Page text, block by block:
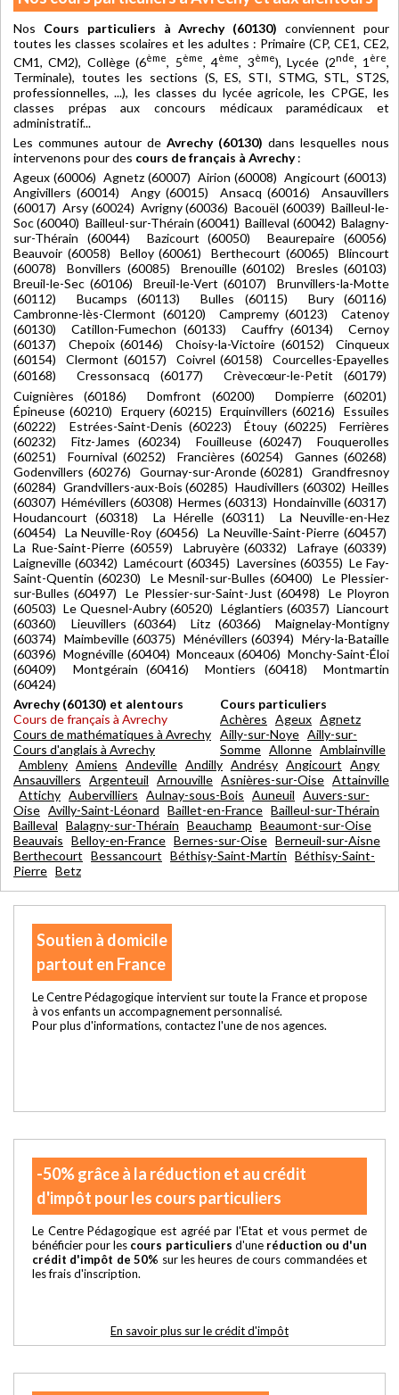
Nos Cours particuliers à Avrechy (60130) conviennent pour
toutes les classes scolaires et les adultes : Primaire (CP, CE1, CE2,
CM1, CM2), Collège (6ème, 5ème, 4ème, 3ème), Lycée (2nde, 1 ère,
Terminale), toutes les sections (S, ES, STI, STMG, STL, ST2S,
professionnelles, ...), les classes du lycée agricole, les CPGE, les
classes prépas aux concours médicaux paramédicaux et
administratif...
Les communes autour de Avrechy (60130) dans lesquelles nous
intervenons pour des cours de français à Avrechy:
Ageux (60006) Agnetz (60007) Airion (60008) Angicourt (60013)
Angivillers (60014) Angy (60015) Ansacq (60016) Ansauvillers
(60017) Arsy (60024) Avrigny (60036) Bacouël (60039) Bailleul-le-
Soc (60040) Bailleul-sur-Thérain (60041) Bailleval (60042) Balagny-
sur-Thérain (60044) Bazicourt (60050) Beaurepaire (60056)
Beauvoir (60058) Belloy (60061) Berthecourt (60065) Blincourt
(60078) Bonvillers (60085) Brenouille (60102) Bresles (60103)
Breuil-le-Sec (60106) Breuil-le-Vert (60107) Brunvillers-la-Motte
(60112) Bucamps (60113) Bulles (60115) Bury (60116)
Cambronne-lès-Clermont (60120) Campremy (60123) Catenoy
(60130) Catillon-Fumechon (60133) Cauffry (60134) Cernoy
(60137) Chepoix (60146) Choisy-la-Victoire (60152) Cinqueux
(60154) Clermont (60157) Coivrel (60158) Courcelles-Epayelles
(60168) Cressonsacq (60177) Crèvecœur-le-Petit (60179)
Cuignières (60186) Domfront (60200) Dompierre (60201)
Épineuse (60210) Erquery (60215) Erquinvillers (60216) Essuiles
(60222) Estrées-Saint-Denis (60223) Étouy (60225) Ferrières
(60232) Fitz-James (60234) Fouilleuse (60247) Fouquerolles
(60251) Fournival (60252) Francières (60254) Gannes (60268)
Godenvillers (60276) Gournay-sur-Aronde (60281) Grandfresnoy
(60284) Grandvillers-aux-Bois (60285) Haudivillers (60302) Heilles
(60307) Hémévillers (60308) Hermes (60313) Hondainville (60317)
Houdancourt (60318) La Hérelle (60311) La Neuville-en-Hez
(60454) La Neuville-Roy (60456) La Neuville-Saint-Pierre (60457)
La Rue-Saint-Pierre (60559) Labruyère (60332) Lafraye (60339)
Laigneville (60342) Lamécourt (60345) Laversines (60355) Le Fay-
Saint-Quentin (60230) Le Mesnil-sur-Bulles (60400) Le Plessier-
sur-Bulles (60497) Le Plessier-sur-Saint-Just (60498) Le Ployron
(60503) Le Quesnel-Aubry (60520) Léglantiers (60357) Liancourt
(60360) Lieuvillers (60364) Litz (60366) Maignelay-Montigny
(60374) Maimbeville (60375) Ménévillers (60394) Méry-la-Bataille
(60396) Mognéville (60404) Monceaux (60406) Monchy-Saint-Éloi
(60409) Montgérain (60416) Montiers (60418) Montmartin
(60424)
Avrechy (60130) et alentours
Cours de français à Avrechy
Cours de mathématiques à Avrechy
Cours d'anglais à Avrechy
Cours particuliers
Achères Ageux Agnetz
Ailly-sur-Noye Ailly-sur-
Somme Allonne Amblainville
Ambleny Amiens Andeville Andilly Andrésy Angicourt Angy
Ansauvillers Argenteuil Arnouville Asnières-sur-Oise Attainville
Attichy Aubervilliers Aulnay-sous-Bois Auneuil Auvers-sur-
Oise Avilly-Saint-Léonard Baillet-en-France Bailleul-sur-Thérain
Bailleval Balagny-sur-Thérain Beauchamp Beaumont-sur-Oise
Beauvais Belloy-en-France Bernes-sur-Oise Berneuil-sur-Aisne
Berthecourt Bessancourt Béthisy-Saint-Martin Béthisy-Saint-
Pierre Betz
Soutien à domicile
partout en France
Le Centre Pédagogique intervient sur toute la France et propose
à vos enfants un accompagnement personnalisé.
Pour plus d'informations, contactez l'une de nos agences.
-50% grâce à la réduction et au crédit
d'impôt pour les cours particuliers
Le Centre Pédagogique est agréé par l'Etat et vous permet de
bénéficier pour les cours particuliers d'une réduction ou d'un
crédit d'impôt de 50% sur les heures de cours commandées et
les frais d'inscription.
En savoir plus sur le crédit d'impôt